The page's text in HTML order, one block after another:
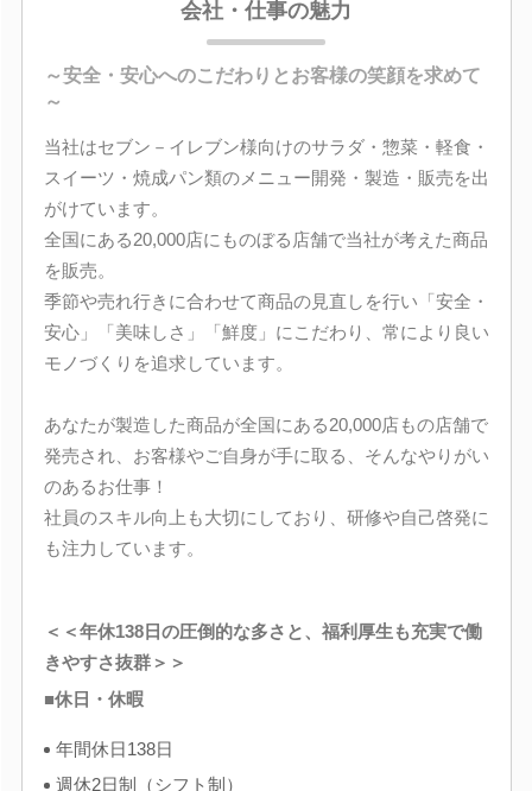
会社・仕事の魅力
～安全・安心へのこだわりとお客様の笑顔を求めて
～
当社はセブン－イレブン様向けのサラダ・惣菜・軽食・
スイーツ・焼成パン類のメニュー開発・製造・販売を出
がけています。
全国にある20,000店にものぼる店舗で当社が考えた商品
を販売。
季節や売れ行きに合わせて商品の見直しを行い「安全・
安心」「美味しさ」「鮮度」にこだわり、常により良い
モノづくりを追求しています。
あなたが製造した商品が全国にある20,000店もの店舗で
発売され、お客様やご自身が手に取る、そんなやりがい
のあるお仕事！
社員のスキル向上も大切にしており、研修や自己啓発に
も注力しています。
＜＜年休138日の圧倒的な多さと、福利厚生も充実で働
きやすさ抜群＞＞
■休日・休暇
年間休日138日
週休2日制（シフト制）